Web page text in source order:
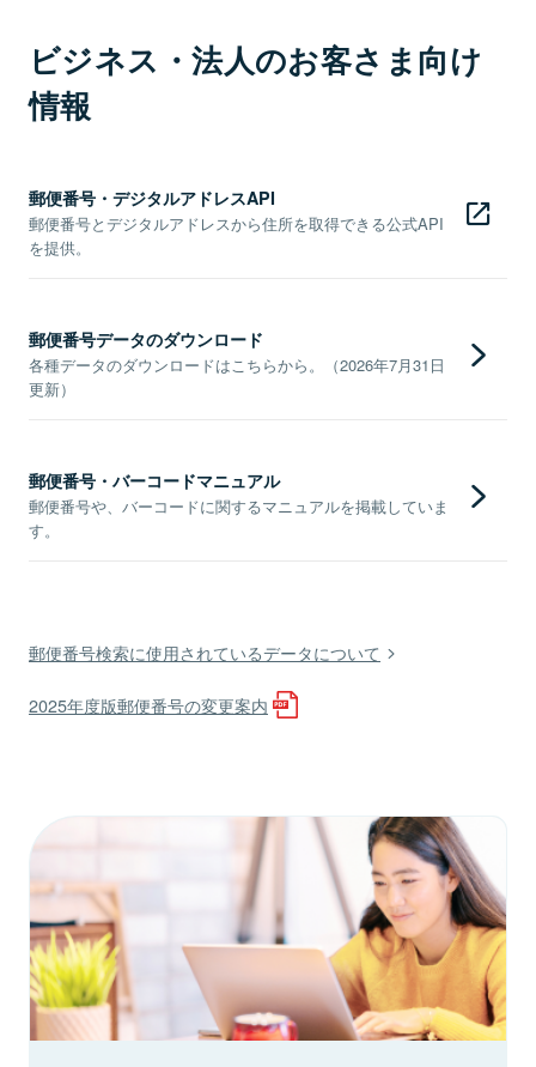
ビジネス・法人のお客さま向け
情報
郵便番号・デジタルアドレスAPI
郵便番号とデジタルアドレスから住所を取得できる公式API
を提供。
郵便番号データのダウンロード
各種データのダウンロードはこちらから。（2026年7月31日
更新）
郵便番号・バーコードマニュアル
郵便番号や、バーコードに関するマニュアルを掲載していま
す。
郵便番号検索に使用されているデータについて
2025年度版郵便番号の変更案内